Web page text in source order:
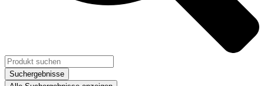
Suchergebnisse